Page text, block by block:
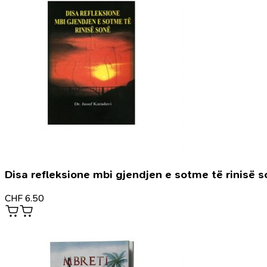
Disa refleksione mbi gjendjen e sotme të rinisë
CHF 6.50